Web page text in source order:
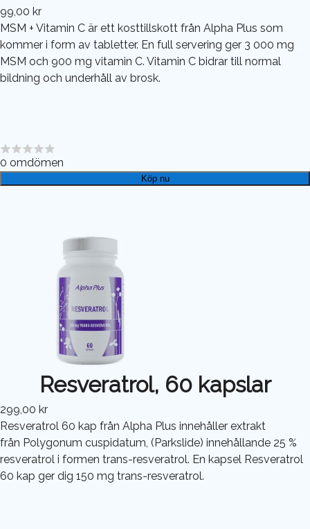
99,00 kr
MSM + Vitamin C är ett kosttillskott från Alpha Plus som
kommer i form av tabletter. En full servering ger 3 000 mg
MSM och 900 mg vitamin C. Vitamin C bidrar till normal
bildning och underhåll av brosk.
0 omdömen
Köp nu
Resveratrol, 60 kapslar
299,00 kr
Resveratrol 60 kap från Alpha Plus innehåller extrakt
från Polygonum cuspidatum, (Parkslide) innehållande 25 %
resveratrol i formen trans-resveratrol. En kapsel Resveratrol
60 kap ger dig 150 mg trans-resveratrol.